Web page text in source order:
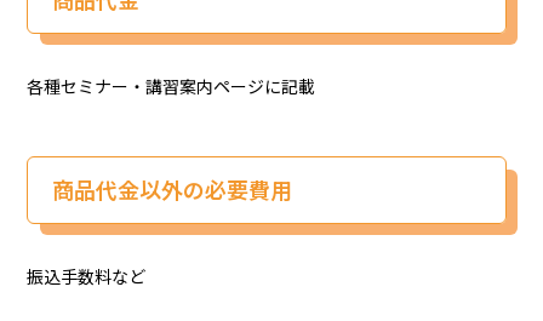
各種セミナー・講習案内ページに記載
商品代金以外の必要費用
振込手数料など